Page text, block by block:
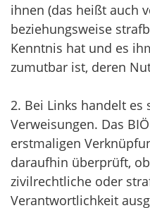
ihnen (das heißt auch
beziehungsweise
Kenntnis hat und es
zumutbar ist, deren
2. Bei Links handelt
Verweisungen. Das
erstmaligen
daraufhin überprüft,
zivilrechtliche oder
Verantwortlichkeit